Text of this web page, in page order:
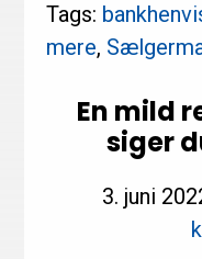
Tags:
mere,
En mild
siger
3. juni